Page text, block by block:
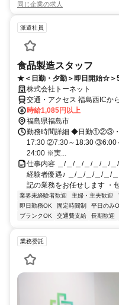
同じ企業の求人
派遣社員
食品製造スタッフ
★＜日勤・夕勤＞即日開始☆＞5
株式会社トーネット
交通・アクセス 福島西ICか
時給1,085円以上
福島県福島市
勤務時間詳細 ◆日勤①②③
17:30 ②7:30～18:30 ③6:00
24:00 ※実...
仕事内容 ＿/＿/＿/＿/＿/＿/
経験者優遇♪ ＿/＿/＿/＿/＿/
記の業務をお任せします ・
業界未経験者歓迎 主婦・主夫歓迎
即日勤務OK
固定時間制 平日のみ
ブランクOK
交通費支給 長期歓迎
業務委託